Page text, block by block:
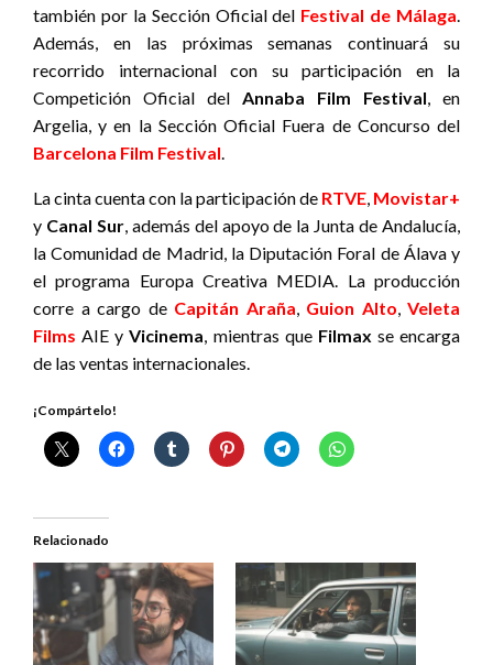
también por la Sección Oficial del Festival de Málaga.
Además, en las próximas semanas continuará su
recorrido internacional con su participación en la
Competición Oficial del Annaba Film Festival, en
Argelia, y en la Sección Oficial Fuera de Concurso del
Barcelona Film Festival.
La cinta cuenta con la participación de RTVE, Movistar+
y Canal Sur, además del apoyo de la Junta de Andalucía,
la Comunidad de Madrid, la Diputación Foral de Álava y
el programa Europa Creativa MEDIA. La producción
corre a cargo de Capitán Araña, Guion Alto, Veleta
Films AIE yVicinema, mientras que Filmax se encarga
de las ventas internacionales.
¡Compártelo!
Relacionado